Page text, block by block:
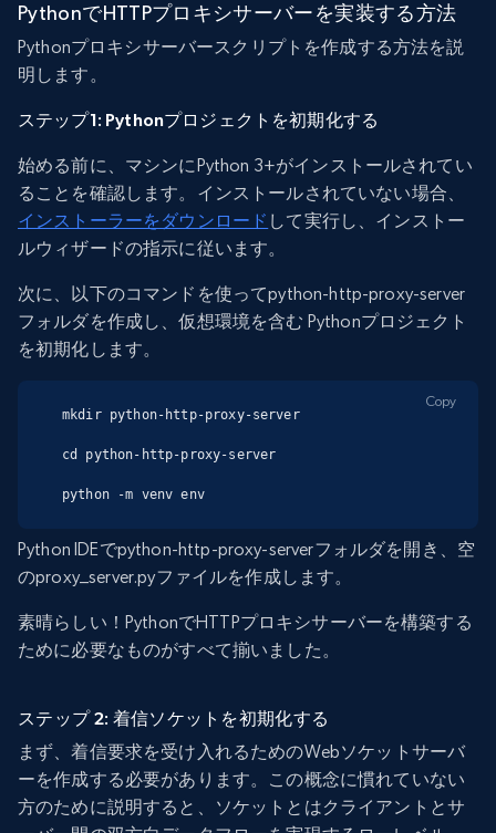
PythonでHTTPプロキシサーバーを実装する方法
Pythonプロキシサーバースクリプトを作成する方法を説
明します。
ステップ1: Pythonプロジェクトを初期化する
始める前に、マシンにPython 3+がインストールされてい
ることを確認します。インストールされていない場合、
インストーラーをダウンロード して実行し、インストー
ルウィザードの指示に従います。
次に、以下のコマンドを使ってpython-http-proxy-server
フォルダを作成し、仮想環境を含む Pythonプロジェクト
を初期化します。
mkdir python-http-proxy-server
cd python-http-proxy-server
python -m venv env
Copy
Python IDEでpython-http-proxy-serverフォルダを開き、空
のproxy_server.pyファイルを作成します。
素晴らしい！PythonでHTTPプロキシサーバーを構築する
ために必要なものがすべて揃いました。
ステップ 2: 着信ソケットを初期化する
まず、着信要求を受け入れるためのWebソケットサーバ
ーを作成する必要があります。この概念に慣れていない
方のために説明すると、ソケットとはクライアントとサ